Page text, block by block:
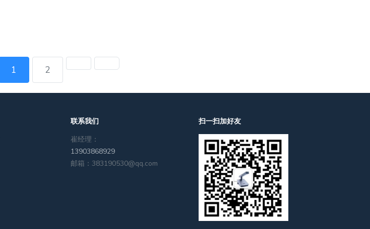
1 2
联系我们
崔经理：
13903868929
邮箱：383190530@qq.com
扫一扫加好友